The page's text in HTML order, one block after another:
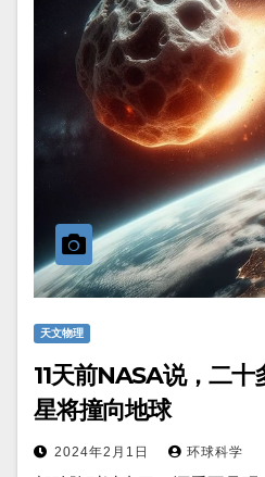
天文物理
11天前NASA说，二
星将撞向地球
2024年2月1日 环球科学